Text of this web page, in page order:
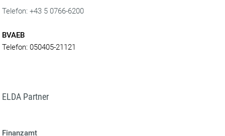
Telefon: +43 5 0766-6200
BVAEB
Telefon: 050405-21121
ELDA Partner
Finanzamt